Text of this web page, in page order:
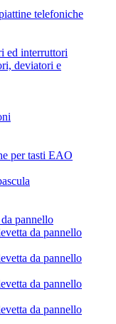
telefoniche
ed interruttori
deviatori e
per tasti EAO
pannello
da pannello
da pannello
da pannello
da pannello